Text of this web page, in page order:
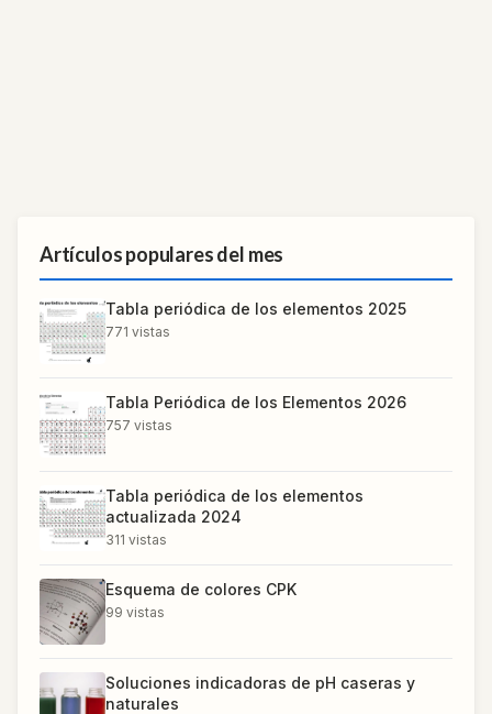
Artículos populares del mes
Tabla periódica de los elementos 2025
771 vistas
Tabla Periódica de los Elementos 2026
757 vistas
Tabla periódica de los elementos
actualizada 2024
311 vistas
Esquema de colores CPK
99 vistas
Soluciones indicadoras de pH caseras y
naturales